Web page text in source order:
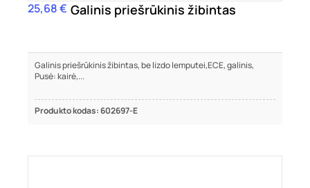
Kaina
25,68 € Galinis priešrūkinis žibintas
Galinis priešrūkinis žibintas, be lizdo lemputei,ECE, galinis,
Pusė: kairė,...
Produkto kodas: 602697-E